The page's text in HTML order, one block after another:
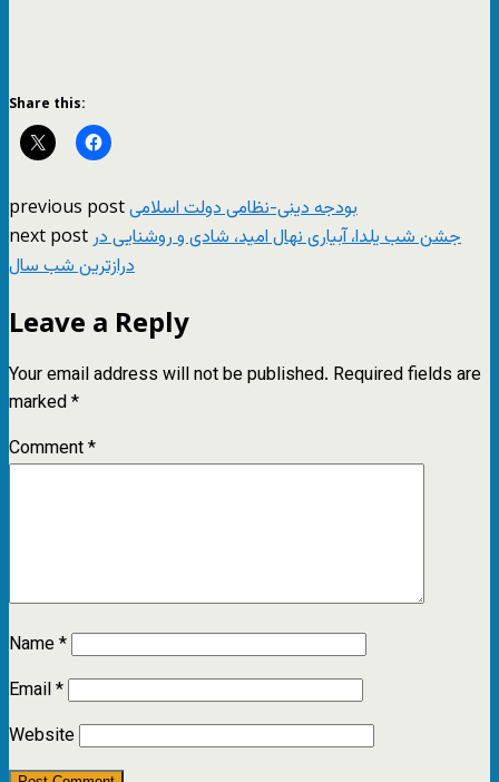
Share this:
previous postبودجه دینی-نظامی دولت اسلامی
next post جشن شب یلدا، آبیاری نهال امید، شادی و روشنایی در
درازترین شب سال
Leave a Reply
Your email address will not be published. Required fields are
marked*
Comment*
Name*
Email*
Website